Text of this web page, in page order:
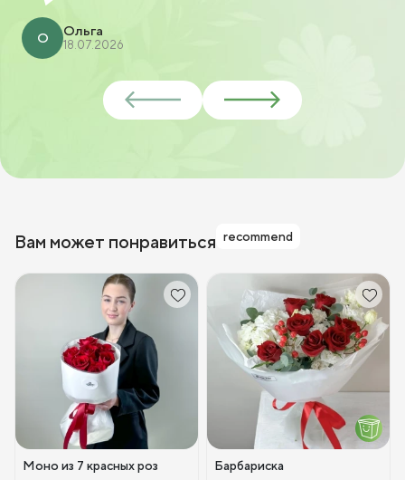
О Ольга
18.07.2026
Вам может понравиться recommend
Моно из 7 красных роз Барбариска